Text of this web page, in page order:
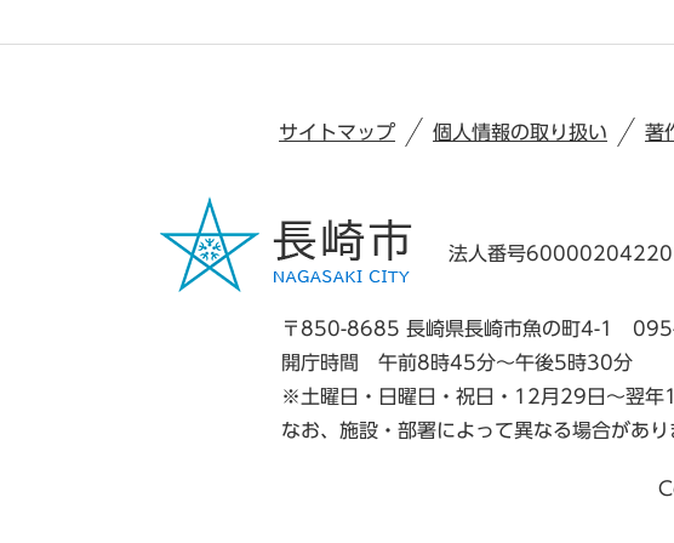
サイトマップ 個人情報の取り扱い 著
法人番号
〒850-8685 長崎県長崎市魚の町4-1
開庁時間 午前8時45分～午後5時30分
※土曜日・日曜日・祝日・12月29日～翌年1
なお、施設・部署によって異なる場合があり